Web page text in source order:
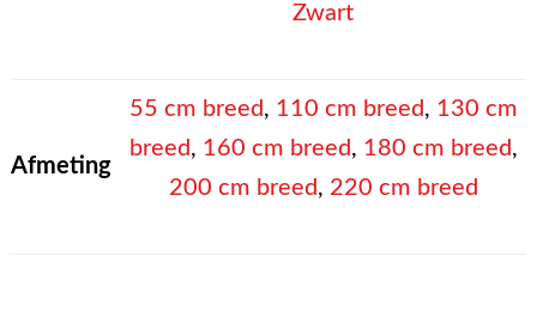
Zwart
Afmeting
55 cm breed, 110 cm breed, 130 cm
breed, 160 cm breed, 180 cm breed,
200 cm breed, 220 cm breed